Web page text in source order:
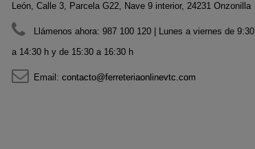
León, Calle 3, Parcela G22, Nave 9 interior, 24231 Onzonilla
Llámenos ahora: 987 100 120 | Lunes a viernes de 9:30
a 14:30 h y de 15:30 a 16:30 h
Email: contacto@ferreteriaonlinevtc.com